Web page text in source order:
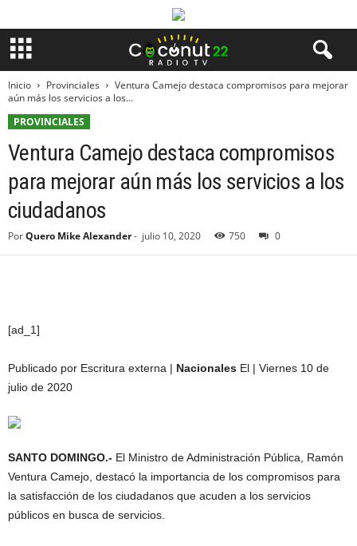
Inicio Provinciales
Ventura Camejo destaca compromisos para mejorar
aún más los servicios a los...
PROVINCIALES
Ventura Camejo destaca compromisos
para mejorar aún más los servicios a los
ciudadanos
PorQuero Mike Alexander- julio 10, 2020 750 0
[ad_1]
Publicado por Escritura externa | Nacionales El | Viernes 10 de
julio de 2020
SANTO DOMINGO.- El Ministro de Administración Pública, Ramón
Ventura Camejo, destacó la importancia de los compromisos para
la satisfacción de los ciudadanos que acuden a los servicios
públicos en busca de servicios.